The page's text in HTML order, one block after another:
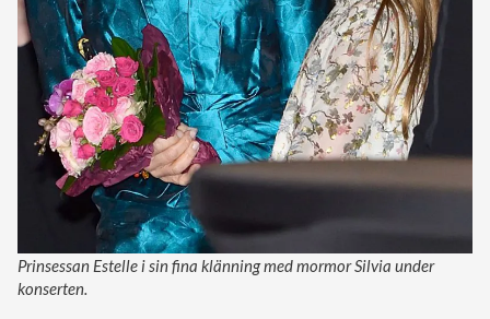
Prinsessan Estelle i sin fina klänning med mormor Silvia under
konserten.